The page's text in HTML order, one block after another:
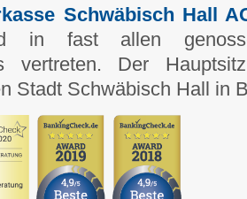
Schwäbisch Hall
in fast allen
vertreten. Der
Stadt Schwäbisch Hall in